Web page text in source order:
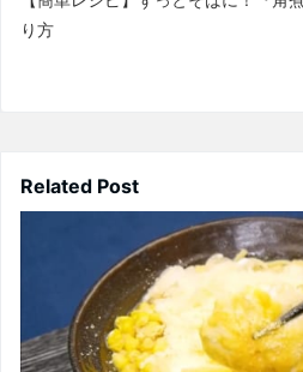
り方
Related Post